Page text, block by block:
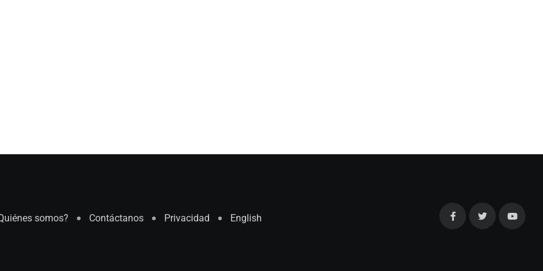
somos? Contáctanos Privacidad English